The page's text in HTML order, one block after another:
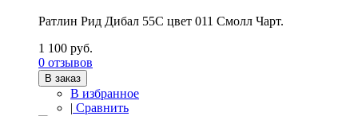
Ратлин Рид Дибал 55С цвет 011 Смолл Чарт.
1 100 руб.
0 отзывов
В заказ
В избранное
| Сравнить